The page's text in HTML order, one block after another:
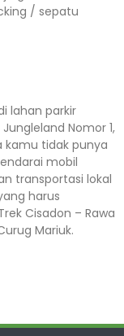
/ sepatu
lahan parkir
Nomor 1,
kamu tidak punya
mobil
transportasi lokal
harus
Cisadon – Rawa
Mariuk.